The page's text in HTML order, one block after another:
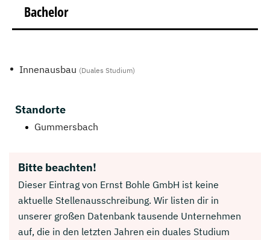
Bachelor
Innenausbau (Duales Studium)
Standorte
Gummersbach
Bitte beachten!
Dieser Eintrag von Ernst Bohle GmbH ist keine
aktuelle Stellenausschreibung. Wir listen dir in
unserer großen Datenbank tausende Unternehmen
auf, die in den letzten Jahren ein duales Studium